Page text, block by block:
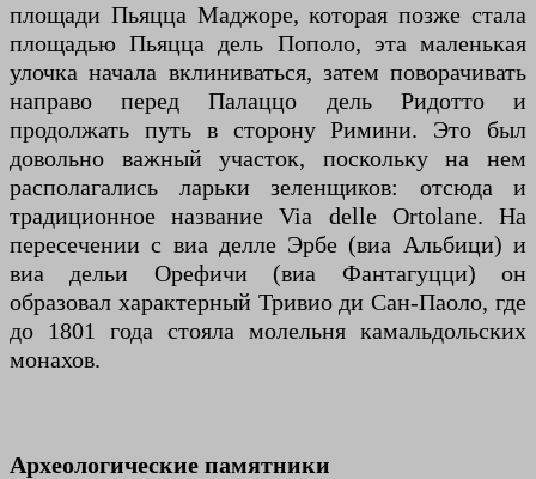
площади Пьяцца Маджоре, которая позже стала
площадью Пьяцца дель Пополо, эта маленькая
улочка начала вклиниваться, затем поворачивать
направо перед Палаццо дель Ридотто и
продолжать путь в сторону Римини. Это был
довольно важный участок, поскольку на нем
располагались ларьки зеленщиков: отсюда и
традиционное название Via delle Ortolane. На
пересечении с виа делле Эрбе (виа Альбици) и
виа дельи Орефичи (виа Фантагуцци) он
образовал характерный Тривио ди Сан-Паоло, где
до 1801 года стояла молельня камальдольских
монахов.
Археологические памятники